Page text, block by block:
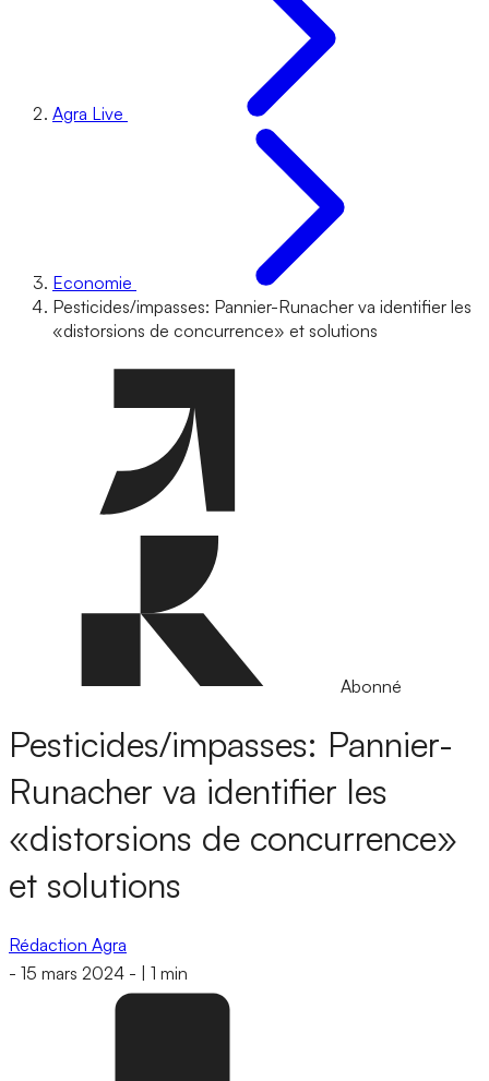
Agra Live
Economie
Pesticides/impasses: Pannier-Runacher va identifier les
«distorsions de concurrence» et solutions
Abonné
Pesticides/impasses: Pannier-
Runacher va identifier les
«distorsions de concurrence»
et solutions
Rédaction Agra
- 15 mars 2024 - 1 min